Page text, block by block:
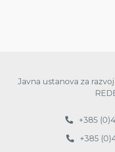
Javna ustanova za
+385
+385